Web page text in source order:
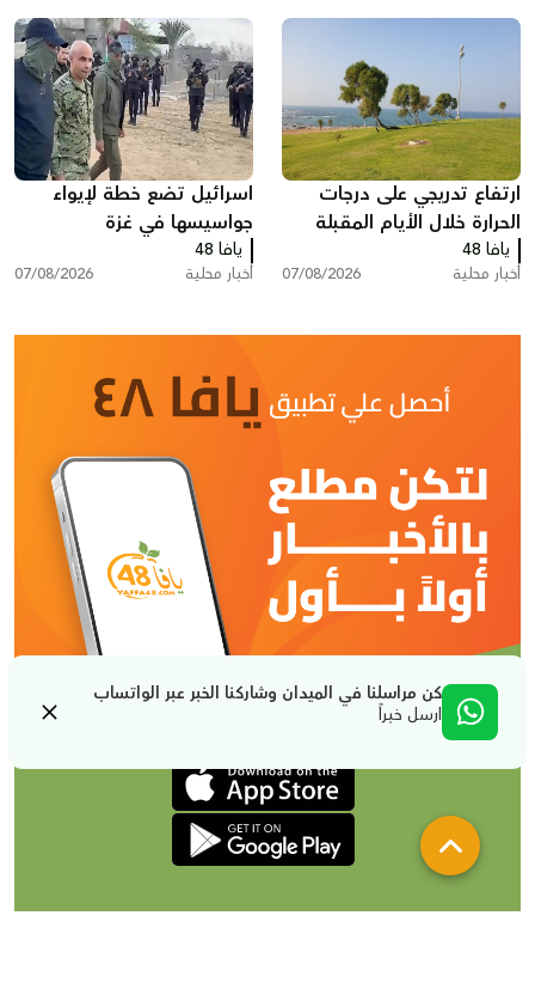
كن مراسلنا في الميدان وشاركنا الخبر عبر الواتساب
ارسل خبراً
ارتفاع تدريجي على درجات
الحرارة خلال الأيام المقبلة
يافا 48
أخبار محلية 07/08/2026
اسرائيل تضع خطة لإيواء
جواسيسها في غزة
يافا 48
أخبار محلية 07/08/2026